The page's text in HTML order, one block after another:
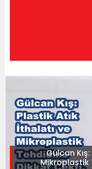
Gülcan
Mikroplastik